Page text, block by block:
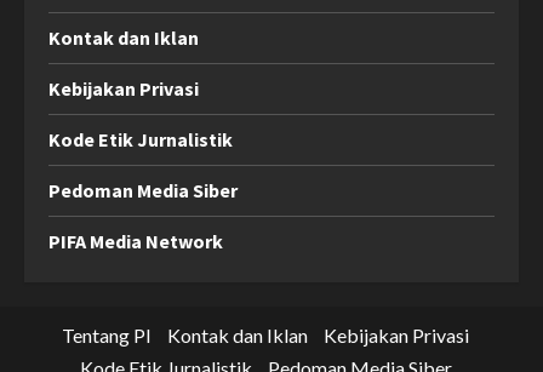
Kontak dan Iklan
Kebijakan Privasi
Kode Etik Jurnalistik
Pedoman Media Siber
PIFA Media Network
Tentang PI Kontak dan Iklan
Kebijakan Privasi